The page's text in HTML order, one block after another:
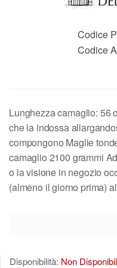
Codice
Codice
Lunghezza camaglio: 56
che la indossa
compongono Maglie
camaglio 2100 grammi
o la visione in negozio
(almeno il giorno prima)
Disponibilità: Non